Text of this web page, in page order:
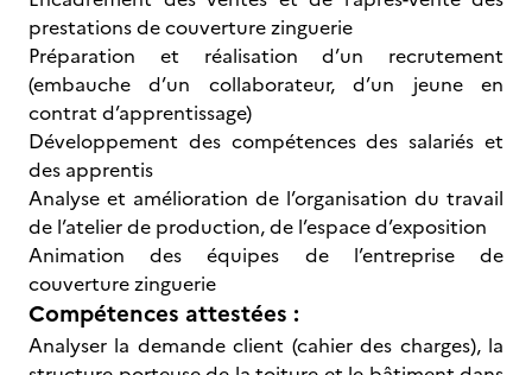
prestations de couverture zinguerie
Préparation et réalisation d’un recrutement
(embauche d’un collaborateur, d’un jeune en
contrat d’apprentissage)
Développement des compétences des salariés et
des apprentis
Analyse et amélioration de l’organisation du travail
de l’atelier de production, de l’espace d’exposition
Animation des équipes de l’entreprise de
couverture zinguerie
Compétences attestées :
Analyser la demande client (cahier des charges), la